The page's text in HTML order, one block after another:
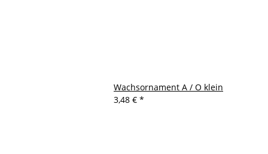
Wachsornament A / O klein
3,48 € *